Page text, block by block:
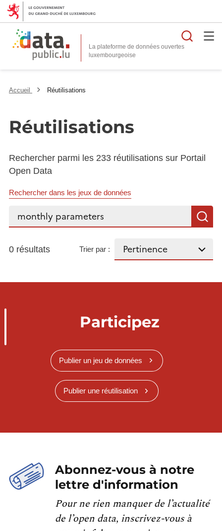
La plateforme de données ouvertes
Accueil Réutilisations
Réutilisations
Rechercher parmi les 233 réutilisations sur Portail
Open Data
Rechercher dans les jeux de données
Rechercher...
0 résultats Trier par :
Participez
Publier un jeu de données
Publier une réutilisation
Abonnez-vous à notre
lettre d'information
Pour ne rien manquer de l’actualité
de l’open data, inscrivez-vous à